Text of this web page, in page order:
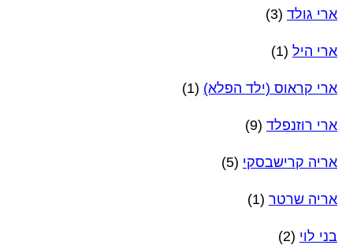
ארי גולד (3)
ארי היל (1)
ארי קראוס (ילד הפלא) (1)
ארי רוזנפלד (9)
אריה קרישבסקי (5)
אריה שרטר (1)
בני לוי (2)